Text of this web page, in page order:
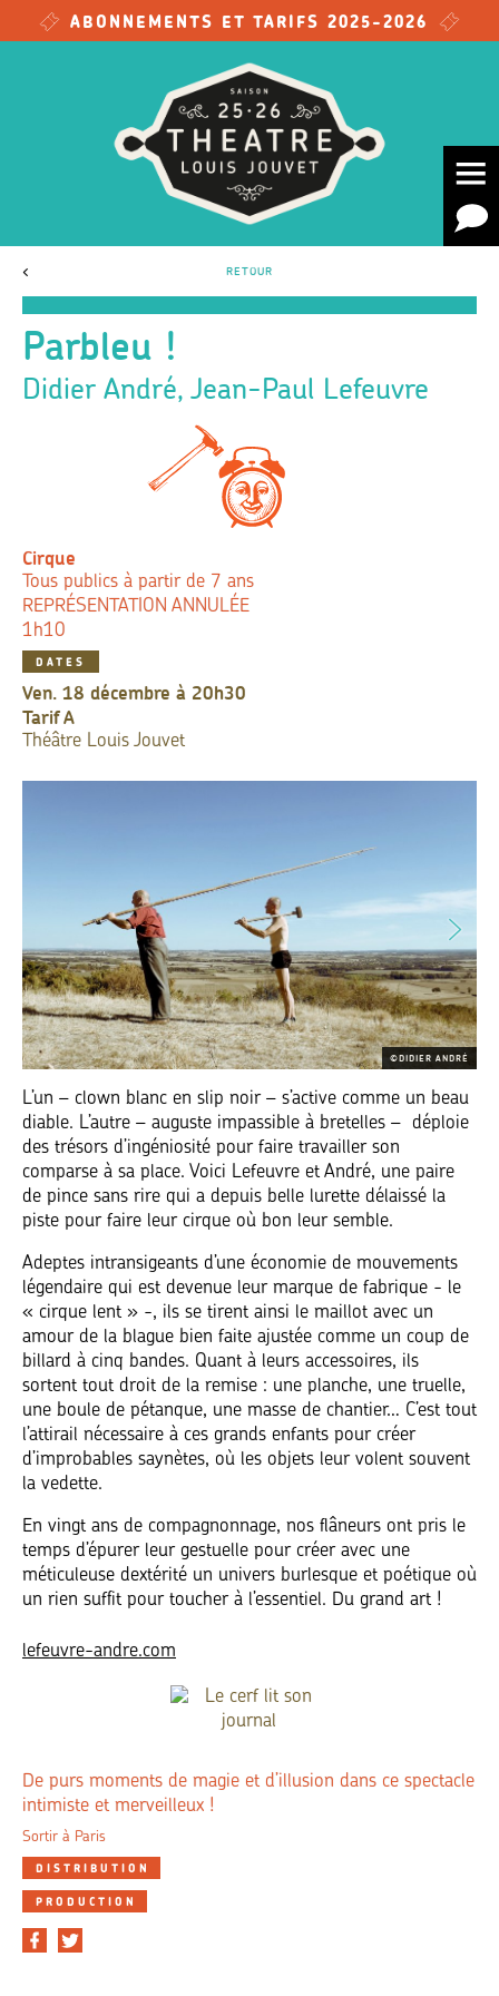
Skip to main content
ABONNEMENTS ET TARIFS 2025-2026
< RETOUR
Parbleu !
Didier André, Jean-Paul Lefeuvre
Cirque
Tous publics à partir de 7 ans
REPRÉSENTATION ANNULÉE
1h10
DATES
ven. 18 décembre à 20h30
TarifA
Théâtre Louis Jouvet
©DIDIER ANDRÉ
L’un – clown blanc en slip noir – s’active comme un beau
diable. L’autre – auguste impassible à bretelles – déploie
des trésors d’ingéniosité pour faire travailler son
comparse à sa place. Voici Lefeuvre et André, une paire
de pince sans rire qui a depuis belle lurette délaissé la
piste pour faire leur cirque où bon leur semble.
Adeptes intransigeants d’une économie de mouvements
légendaire qui est devenue leur marque de fabrique - le
« cirque lent » -, ils se tirent ainsi le maillot avec un
amour de la blague bien faite ajustée comme un coup de
billard à cinq bandes. Quant à leurs accessoires, ils
sortent tout droit de la remise : une planche, une truelle,
une boule de pétanque, une masse de chantier… C’est tout
l’attirail nécessaire à ces grands enfants pour créer
d’improbables saynètes, où les objets leur volent souvent
la vedette.
En vingt ans de compagnonnage, nos flâneurs ont pris le
temps d’épurer leur gestuelle pour créer avec une
méticuleuse dextérité un univers burlesque et poétique où
un rien suffit pour toucher à l’essentiel. Du grand art !
lefeuvre-andre.com
De purs moments de magie et d’illusion dans ce spectacle
intimiste et merveilleux !
Sortir à Paris
DISTRIBUTION
PRODUCTION